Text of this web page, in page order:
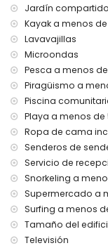
Instalaciones y
cama extra y
Actividades de
en Jávea, Costa
discoteca y
paseo
casa)
cine y teatro
Lugares de interés
iglesia (Virgen
alojamiento)
museo
Jávea),
histórico
Jardín compartido
Kayak a menos
Lavavajillas
Microondas
Pesca a menos
Piragüismo a
Piscina
Playa a menos de
Ropa de cama
Senderos de
Servicio de
Snorkeling a
Supermercado a
Surfing a menos
Tamaño del
Televisión